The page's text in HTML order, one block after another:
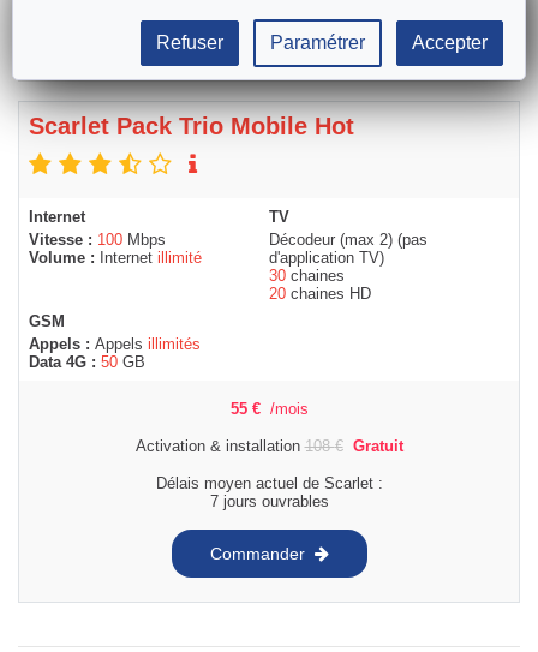
Scarlet Pack Trio Mobile Hot
Internet
Vitesse : 100 Mbps
Volume :
Internet illimité
TV
Décodeur (max 2) (pas
d'application TV)
30 chaines
20 chaines HD
GSM
Appels : Appels illimités
Data 4G : 50 GB
55 € /mois
Activation & installation108€ Gratuit
Délais moyen actuel de Scarlet :
7 jours ouvrables
Commander
Refuser Paramétrer Accepter